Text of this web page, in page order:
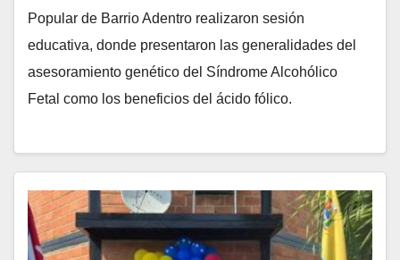
Popular de Barrio Adentro realizaron sesión
educativa, donde presentaron las generalidades del
asesoramiento genético del Síndrome Alcohólico
Fetal como los beneficios del ácido fólico.